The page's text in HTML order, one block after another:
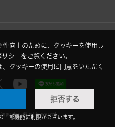
合わせ
All rights reserved.
向上のために、クッキーを使用し
リシーをご覧ください。
クッキーの使用に同意をいただく
拒否する
部機能に制限がございます。